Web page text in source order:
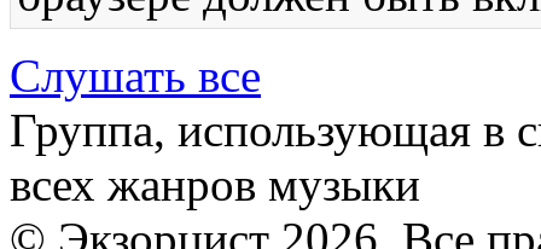
Слушать все
Группа, использующая в
всех жанров музыки